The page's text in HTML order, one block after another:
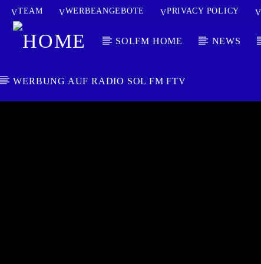
TEAM WERBEANGEBOTE PRIVACY POLICY
SOLFM HOME NEWS
WERBUNG AUF RADIO SOL FM FTV